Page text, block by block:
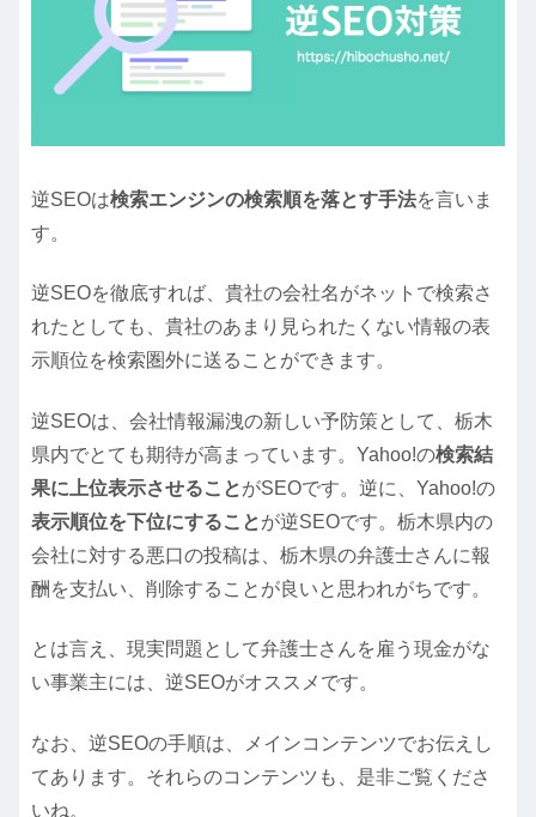
逆SEOは検索エンジンの検索順を落とす手法を言いま
す。
逆SEOを徹底すれば、貴社の会社名がネットで検索さ
れたとしても、貴社のあまり見られたくない情報の表
示順位を検索圏外に送ることができます。
逆SEOは、会社情報漏洩の新しい予防策として、栃木
県内でとても期待が高まっています。Yahoo!の検索結
果に上位表示させることがSEOです。逆に、Yahoo!の
表示順位を下位にすることが逆SEOです。栃木県内の
会社に対する悪口の投稿は、栃木県の弁護士さんに報
酬を支払い、削除することが良いと思われがちです。
とは言え、現実問題として弁護士さんを雇う現金がな
い事業主には、逆SEOがオススメです。
なお、逆SEOの手順は、メインコンテンツでお伝えし
てあります。それらのコンテンツも、是非ご覧くださ
いね。